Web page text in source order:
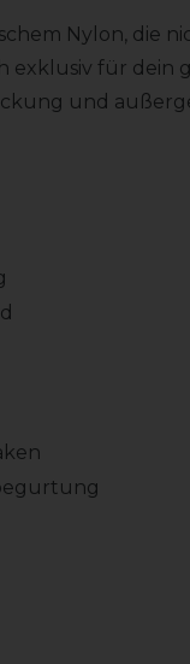
Nylon, die
exklusiv für
und